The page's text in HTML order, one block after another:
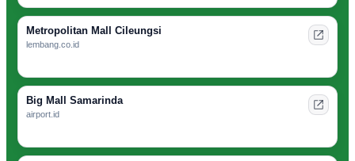
Metropolitan Mall Cileungsi
lembang.co.id
Big Mall Samarinda
airport.id